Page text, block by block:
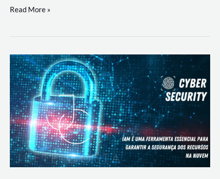
DevSecOps
Prática:
Desenvolvimento,
Segurança
e
Operações
Read More »